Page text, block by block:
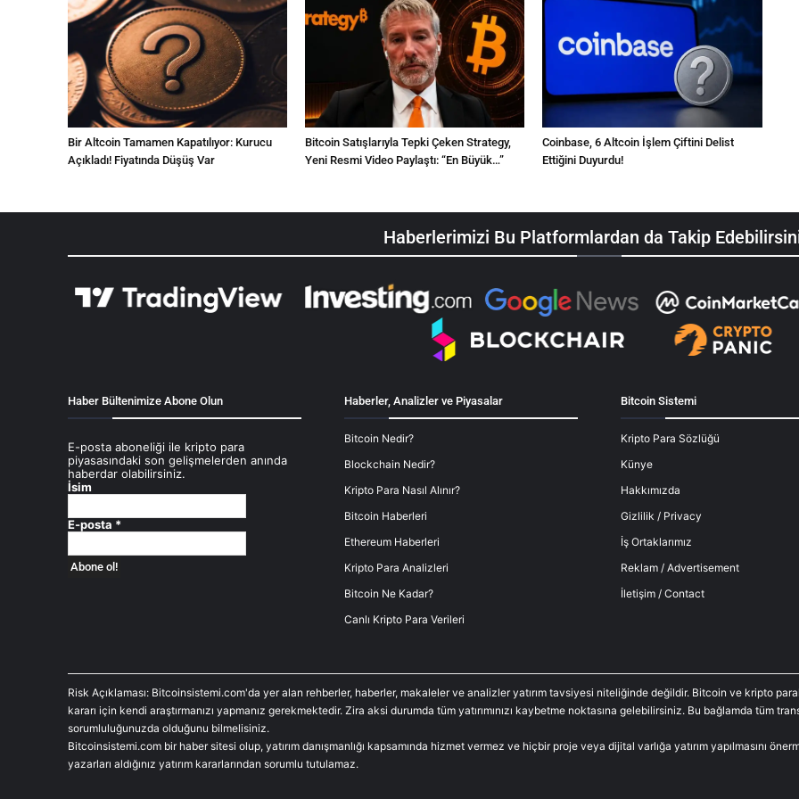
Bir Altcoin Tamamen Kapatılıyor: Kurucu
Açıkladı! Fiyatında Düşüş Var
Bitcoin Satışlarıyla Tepki Çeken Strategy,
Yeni Resmi Video Paylaştı: “En Büyük…”
Coinbase, 6 Altcoin İşlem Çiftini Delist
Ettiğini Duyurdu!
Haberlerimizi Bu Platformlardan da Takip
Haber Bültenimize Abone Olun
E-posta aboneliği ile kripto para
piyasasındaki son gelişmelerden anında
haberdar olabilirsiniz.
İsim
E-posta *
Haberler, Analizler ve Piyasalar
Bitcoin Nedir?
Blockchain Nedir?
Kripto Para Nasıl Alınır?
Bitcoin Haberleri
Ethereum Haberleri
Kripto Para Analizleri
Bitcoin Ne Kadar?
Canlı Kripto Para Verileri
Bitcoin Sistemi
Kripto Para Sözlüğü
Künye
Hakkımızda
Gizlilik / Privacy
İş Ortaklarımız
Reklam / Advertisement
İletişim / Contact
Risk Açıklaması: Bitcoinsistemi.com'da yer alan rehberler, haberler, makaleler ve analizler yatırım tavsiyesi niteliğinde değildir. Bitcoin ve kripto
kararı için kendi araştırmanızı yapmanız gerekmektedir. Zira aksi durumda tüm yatırımınızı kaybetme noktasına gelebilirsiniz. Bu bağlamda tüm
sorumluluğunuzda olduğunu bilmelisiniz.
Bitcoinsistemi.com bir haber sitesi olup, yatırım danışmanlığı kapsamında hizmet vermez ve hiçbir proje veya dijital varlığa yatırım yapılmasını
yazarları aldığınız yatırım kararlarından sorumlu tutulamaz.